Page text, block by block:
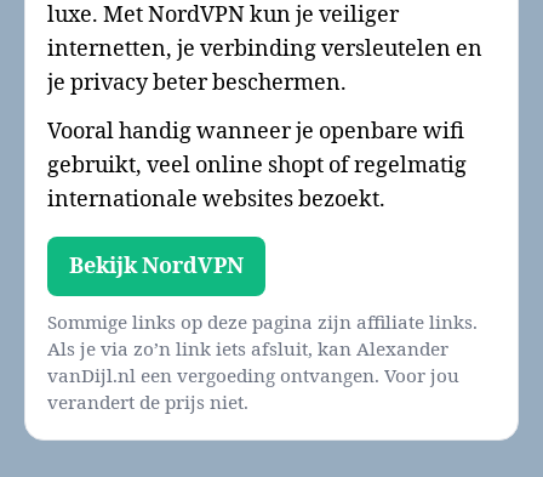
luxe. Met NordVPN kun je veiliger
internetten, je verbinding versleutelen en
je privacy beter beschermen.
Vooral handig wanneer je openbare wifi
gebruikt, veel online shopt of regelmatig
internationale websites bezoekt.
Bekijk NordVPN
Sommige links op deze pagina zijn affiliate links.
Als je via zo’n link iets afsluit, kan Alexander
vanDijl.nl een vergoeding ontvangen. Voor jou
verandert de prijs niet.